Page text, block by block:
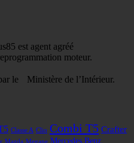
est agent agréé
moteur.
le Ministère de l’Intérieur.
Classe A Clio Combi T5 Crafter
Mercedes Benz